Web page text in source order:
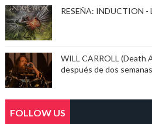
RESEÑA: INDUCTION -
WILL CARROLL (Death
después de dos
FOLLOW US